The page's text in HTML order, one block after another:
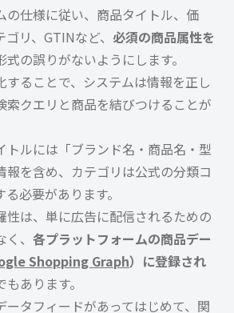
の仕様に従い、商品タイトル、価
リ、GTINなど、 必須の商品属性を
式の誤りがないようにします。
することで、システムは情報を正し
索クエリと商品を結びつけることが
トルには「ブランド名・商品名・型
報を含め、カテゴリは公式の分類コ
必要があります。
性は、単に広告に配信されるための
、 各プラットフォームの商品デー
Shopping Graph）に登録され
もあります。
ータフィードがあってはじめて、関